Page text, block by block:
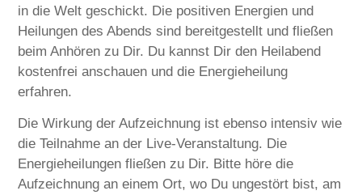
in die Welt geschickt. Die positiven Energien und
Heilungen des Abends sind bereitgestellt und fließen
beim Anhören zu Dir. Du kannst Dir den Heilabend
kostenfrei anschauen und die Energieheilung
erfahren.
Die Wirkung der Aufzeichnung ist ebenso intensiv wie
die Teilnahme an der Live-Veranstaltung. Die
Energieheilungen fließen zu Dir. Bitte höre die
Aufzeichnung an einem Ort, wo Du ungestört bist, am